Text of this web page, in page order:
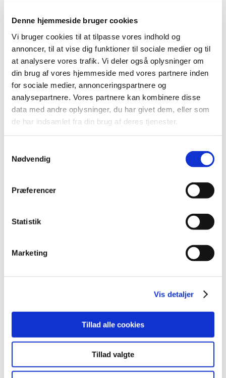
Denne hjemmeside bruger cookies
Vi bruger cookies til at tilpasse vores indhold og
annoncer, til at vise dig funktioner til sociale medier og til
at analysere vores trafik. Vi deler også oplysninger om
din brug af vores hjemmeside med vores partnere inden
for sociale medier, annonceringspartnere og
analysepartnere. Vores partnere kan kombinere disse
data med andre oplysninger, du har givet dem, eller som
de har indsamlet fra din brug af deres tjenester.
Nødvendig
Præferencer
Statistik
Marketing
Vis detaljer
Tillad alle cookies
Tillad valgte
Børns traumer kan være opstået i
⦿Adskillelse fra mor efter fødslen eller en længere
periode i barnets tidlige leveår.
⦿Tab af følelsesmæssig kontakt, chok,